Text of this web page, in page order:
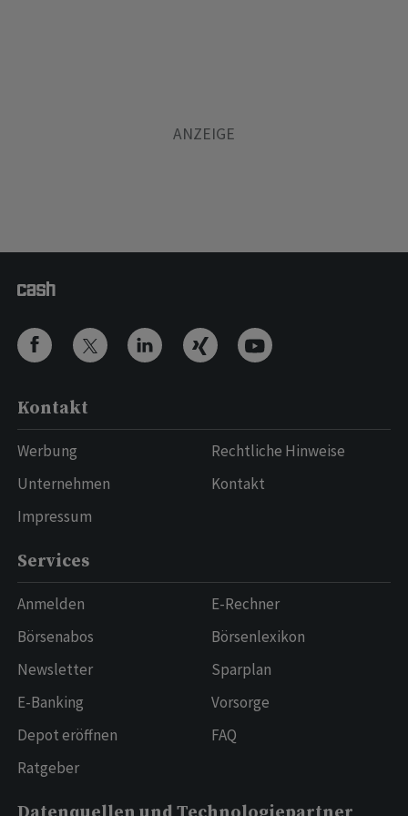
Kontakt
Werbung
Unternehmen
Impressum
Rechtliche Hinweise
Kontakt
Services
Anmelden
Börsenabos
Newsletter
E-Banking
Depot eröffnen
Ratgeber
E-Rechner
Börsenlexikon
Sparplan
Vorsorge
FAQ